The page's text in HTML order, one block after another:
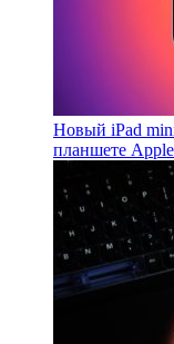
Новый iPad
планшете Apple